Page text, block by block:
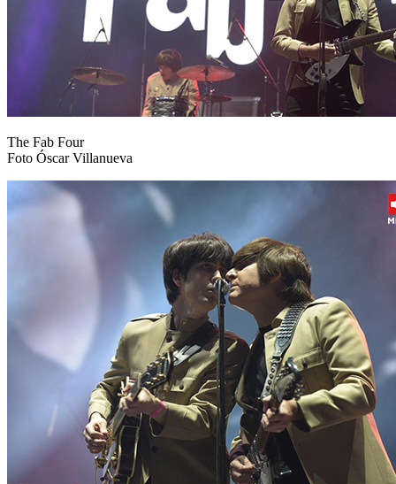
The Fab Four
Foto Óscar Villanueva